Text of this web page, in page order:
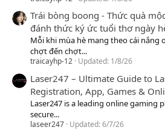
Trái bòng boong - Thức quà
đánh thức ký ức tuổi thơ ngày
Mỗi khi mùa hè mang theo cái nắng
chợt đến chợt...
traicayhp-12 Updated: 1/8/26
Laser247 – Ultimate Guide to
Registration, App, Games &
Laser247 is a leading online gaming
secure...
laseer247 Updated:6/7/26